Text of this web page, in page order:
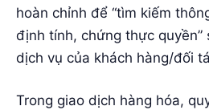
hoàn chỉnh để “tìm kiếm
định tính, chứng thực
dịch vụ của khách hàng/đối
Trong giao dịch hàng hóa,